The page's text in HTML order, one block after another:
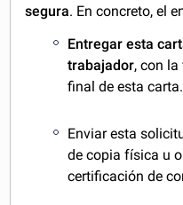
segura. En concreto, el
Entregar esta
trabajador, con
final de esta carta.
Enviar esta
de copia física u
certificación de